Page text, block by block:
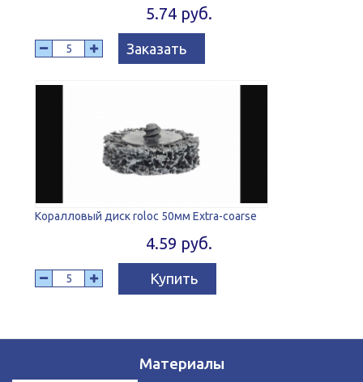
5.74 руб.
Заказать
Коралловый диск roloc 50мм Extra-coarse
4.59 руб.
Купить
Материалы